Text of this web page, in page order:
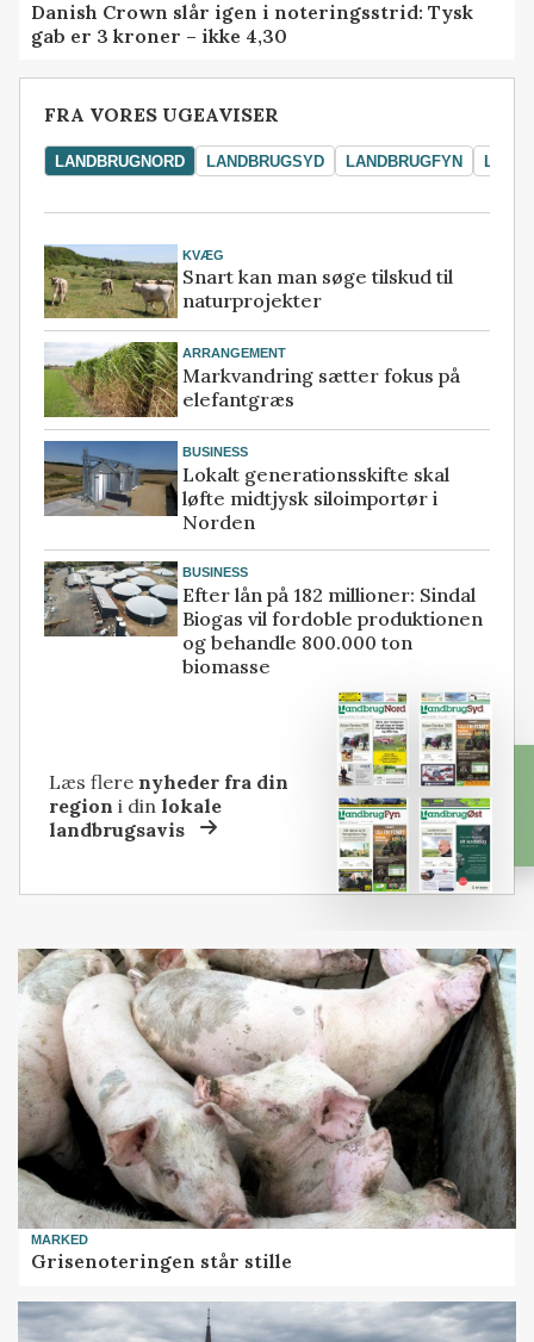
Danish Crown slår igen i noteringsstrid: Tysk
gab er 3 kroner – ikke 4,30
FRA VORES UGEAVISER
LANDBRUGNORD LANDBRUGSYD LANDBRUGFYN
KVÆG
Snart kan man søge tilskud til
naturprojekter
ARRANGEMENT
Markvandring sætter fokus på
elefantgræs
BUSINESS
Lokalt generationsskifte skal
løfte midtjysk siloimportør i
Norden
BUSINESS
Efter lån på 182 millioner: Sindal
Biogas vil fordoble produktionen
og behandle 800.000 ton
biomasse
Læs flere nyheder fra din
region i dinlokale
landbrugsavis
MARKED
Grisenoteringen står stille